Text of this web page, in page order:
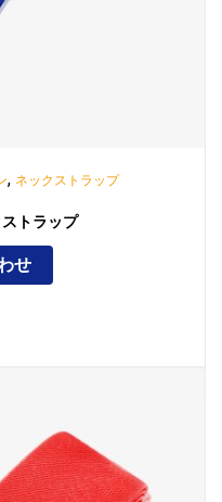
, ネックストラップ
トラップ
せ